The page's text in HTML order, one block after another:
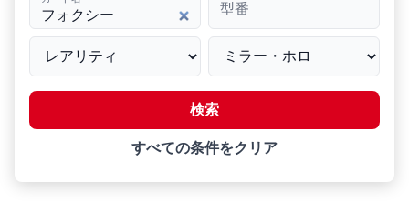
型番
検索
すべての条件をクリア